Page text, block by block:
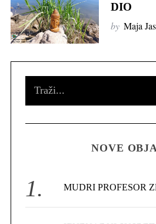
DIO
by Maja
o
NOVE
MUDRI PROFESOR